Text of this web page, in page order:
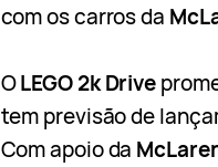
com os carros da
OLEGO 2k Drive
tem previsão de
Com apoio da